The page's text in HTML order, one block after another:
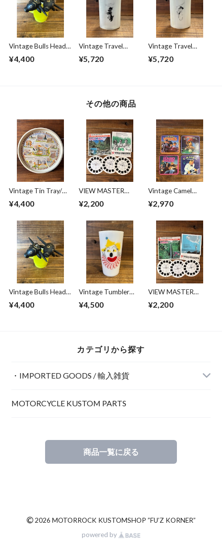
Vintage Bulls Head
ト&ペッパー 雄牛
¥4,400
Vintage Travel
Flask②/フラスコボ
¥5,720
Vintage Travel
Flask①/フラスコボ
¥5,720
その他の商品
Vintage Tin Tray/テ
ンシルベニア州 70's
¥4,400
VIEW MASTER
¥2,200
Vintage Camel
Camel Costers Set/
ばこ コースター 箱
入り 90'sビンテージ
¥2,970
Vintage Bulls Head
ト&ペッパー 雄牛
¥4,400
Vintage Tumbler
Atlas''CLOWN''/ヘー
¥4,500
VIEW MASTER
¥2,200
カテゴリから探す
・IMPORTED GOODS / 輸入雑貨
MOTORCYCLE KUSTOM PARTS
商品一覧に戻る
©2026 MOTORROCK KUSTOMSHOP ”FU’Z KORNER”
powered by